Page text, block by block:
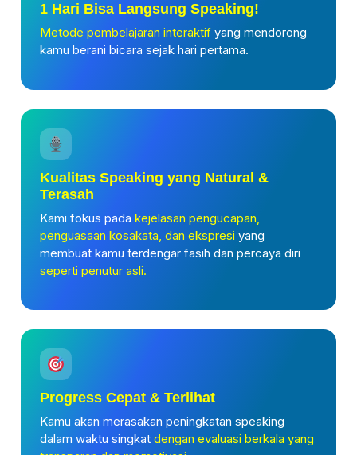
1 Hari Bisa Langsung Speaking!
Metode pembelajaran interaktif yang mendorong
kamu berani bicara sejak hari pertama.
Kualitas Speaking yang Natural &
Terasah
Kami fokus pada kejelasan pengucapan,
penguasaan kosakata, dan ekspresi yang
membuat kamu terdengar fasih dan percaya diri
seperti penutur asli.
Progress Cepat & Terlihat
Kamu akan merasakan peningkatan speaking
dalam waktu singkat dengan evaluasi berkala yang